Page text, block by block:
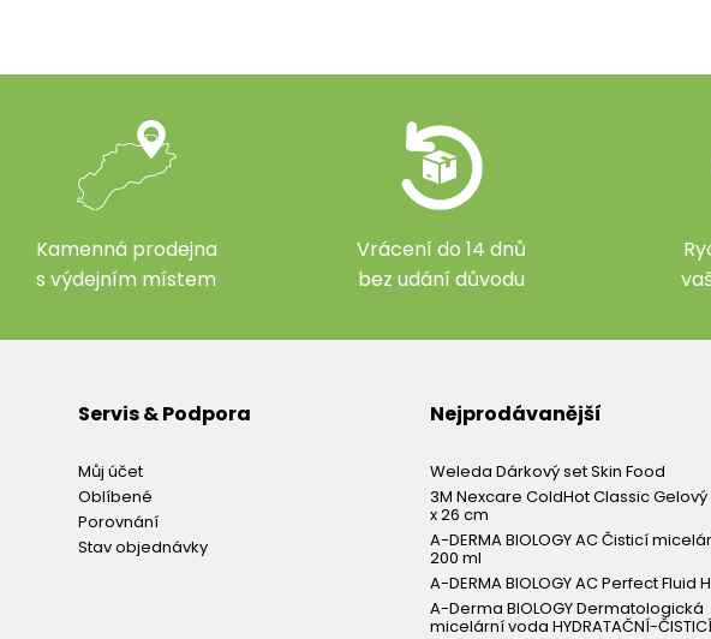
Kamenná prodejna
s výdejním místem
Vrácení do 14 dnů
bez udání důvodu
Servis & Podpora
Můj účet
Oblíbené
Porovnání
Stav objednávky
Nejprodávanější
Weleda Dárkový set Skin Food
3M Nexcare ColdHot Classic Gelový
x 26 cm
A-DERMA BIOLOGY AC Čisticí
200 ml
A-DERMA BIOLOGY AC Perfect Fluid
A-Derma BIOLOGY Dermatologická
micelární voda HYDRATAČNÍ-